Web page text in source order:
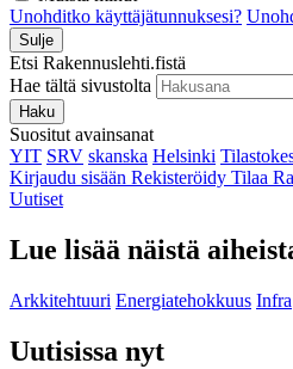
Unohditko käyttäjätunnuksesi?
Sulje
Etsi Rakennuslehti.fistä
Hae tältä sivustolta
Haku
Suositut avainsanat
YIT SRV skanska Helsinki
Kirjaudu sisään Rekisteröidy Tilaa
Uutiset
Lue lisää näistä
Arkkitehtuuri Energiatehokkuus Infra
Uutisissa nyt